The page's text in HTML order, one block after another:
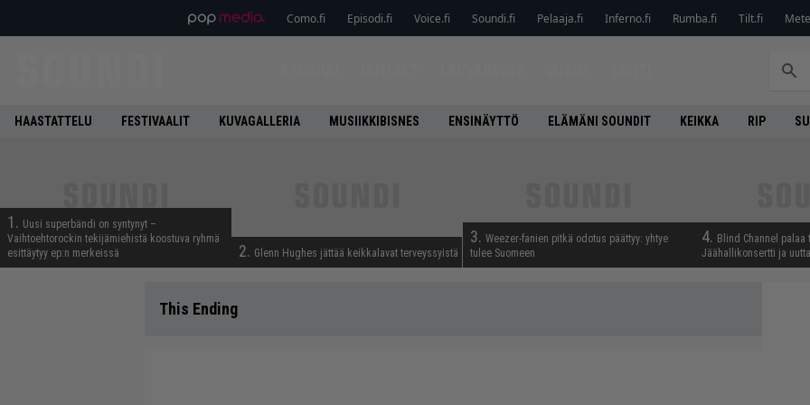
Como.fi Episodi.fi Voice.fi Soundi.fi Pelaaja.fi Inferno.fi Rumba.fi Tilt.fi
HAASTATTELU FESTIVAALIT KUVAGALLERIA MUSIIKKIBISNES ENSINÄYTTÖ ELÄMÄNI SOUNDIT KEIKKA RIP
1. Uusi superbändi on syntynyt –
Vaihtoehtorockin tekijämiehistä koostuva ryhmä
esittäytyy ep:n merkeissä
2. Glenn Hughes jättää keikkalavat terveyssyistä
3. Weezer-fanien pitkä odotus päättyy: yhtye
tulee Suomeen
4. Blind Channel palaa
Jäähallikonsertti ja
This Ending